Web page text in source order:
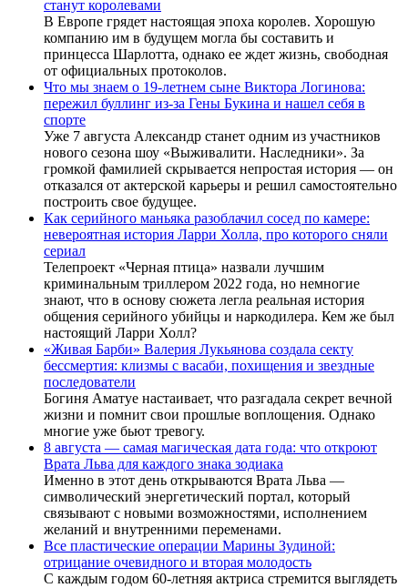
станут королевами
В Европе грядет настоящая эпоха королев. Хорошую
компанию им в будущем могла бы составить и
принцесса Шарлотта, однако ее ждет жизнь, свободная
от официальных протоколов.
Что мы знаем о 19-летнем сыне Виктора Логинова:
пережил буллинг из-за Гены Букина и нашел себя в
спорте
Уже 7 августа Александр станет одним из участников
нового сезона шоу «Выживалити. Наследники». За
громкой фамилией скрывается непростая история — он
отказался от актерской карьеры и решил самостоятельно
построить свое будущее.
Как серийного маньяка разоблачил сосед по камере:
невероятная история Ларри Холла, про которого сняли
сериал
Телепроект «Черная птица» назвали лучшим
криминальным триллером 2022 года, но немногие
знают, что в основу сюжета легла реальная история
общения серийного убийцы и наркодилера. Кем же был
настоящий Ларри Холл?
«Живая Барби» Валерия Лукьянова создала секту
бессмертия: клизмы с васаби, похищения и звездные
последователи
Богиня Аматуе настаивает, что разгадала секрет вечной
жизни и помнит свои прошлые воплощения. Однако
многие уже бьют тревогу.
8 августа — самая магическая дата года: что откроют
Врата Льва для каждого знака зодиака
Именно в этот день открываются Врата Льва —
символический энергетический портал, который
связывают с новыми возможностями, исполнением
желаний и внутренними переменами.
Все пластические операции Марины Зудиной:
отрицание очевидного и вторая молодость
С каждым годом 60-летняя актриса стремится выглядеть